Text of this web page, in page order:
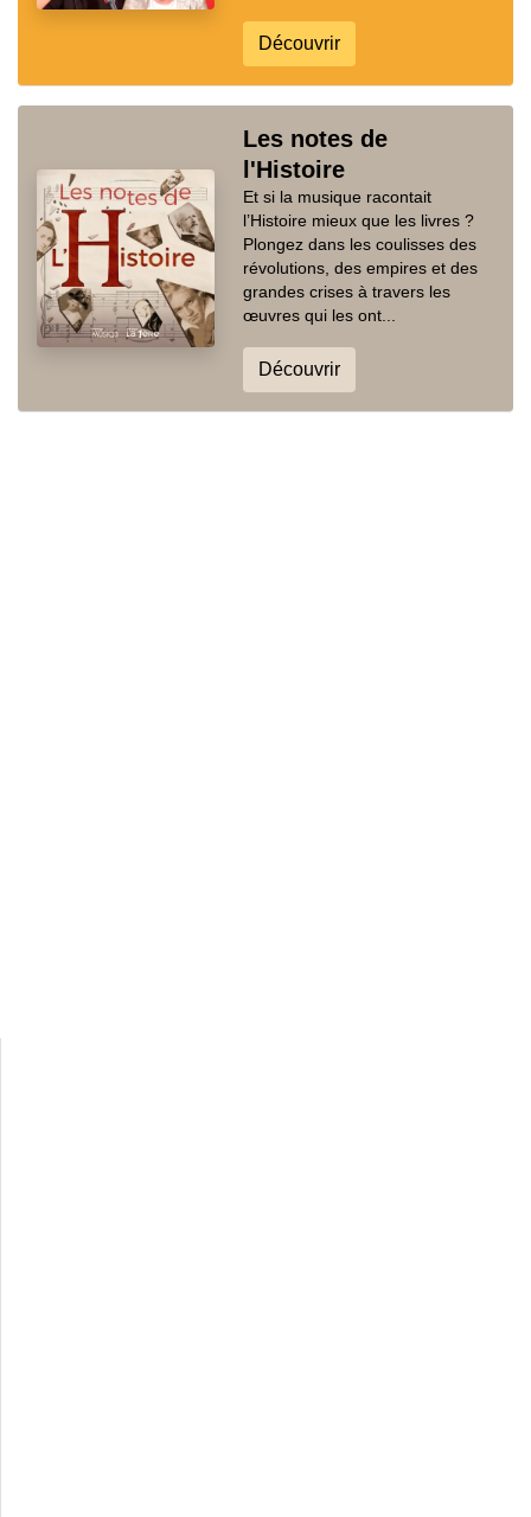
Découvrir
Les notes de
l'Histoire
Et si la musique racontait
l’Histoire mieux que les livres ?
Plongez dans les coulisses des
révolutions, des empires et des
grandes crises à travers les
œuvres qui les ont...
Découvrir